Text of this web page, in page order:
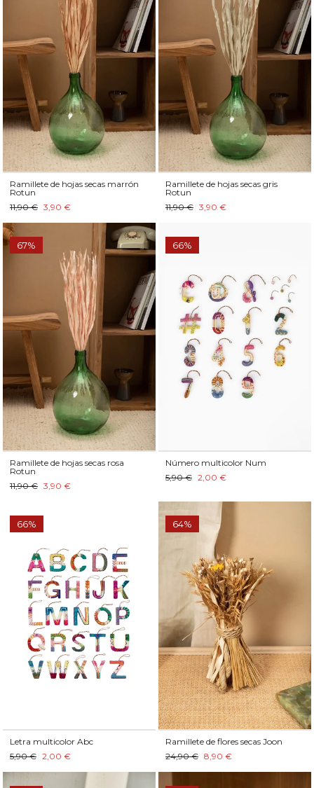
Ramillete de hojas secas marrón
Rotun
11,90 € 3,90 €
Ramillete de hojas secas gris
Rotun
11,90 € 3,90 €
67%
Ramillete de hojas secas rosa
Rotun
11,90 € 3,90 €
66%
Número multicolor Num
5,90 € 2,00 €
66%
Letra multicolor Abc
5,90 € 2,00 €
64%
Ramillete de flores secas Joon
24,90 € 8,90 €